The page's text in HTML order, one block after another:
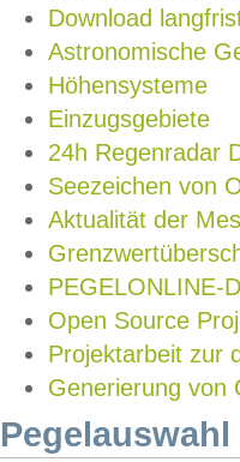
Download
Astronomische
Höhensysteme
Einzugsgebiete
24h Regenradar
Seezeichen von
Aktualität der
PEGELONLINE-
Open Source
Projektarbeit zur
Generierung von